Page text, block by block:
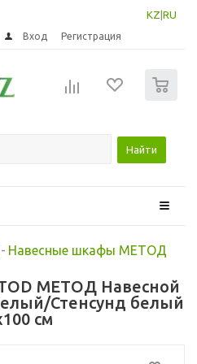
KZ RU
Вход Регистрация
Найти
- Навесные шкафы МЕТОД
МЕТОД Навесной
Стенсунд белый
см